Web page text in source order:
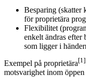
Besparing (skatter
för proprietära
Flexibilitet
enkelt ändras efter
som ligger i
Exempel på proprietära[1]
motsvarighet inom